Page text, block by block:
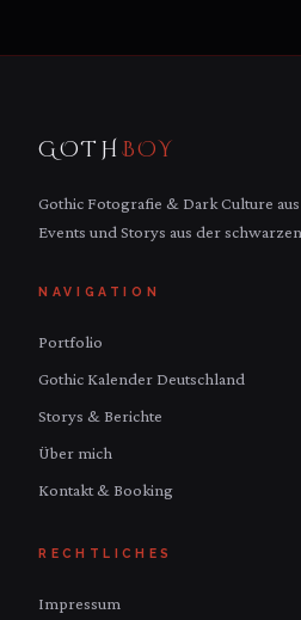
GOTH BOY
Gothic Fotografie & Dark Culture
Events und Storys aus der
NAVIGATION
Portfolio
Gothic Kalender Deutschland
Storys & Berichte
Über mich
Kontakt & Booking
RECHTLICHES
Impressum